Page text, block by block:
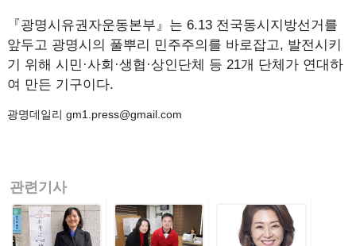
『광명시유권자운동본부』는 6.13 전국동시지방선거를
앞두고 광명시의 풀뿌리 민주주의를 바로잡고, 발전시키
기 위해 시민·사회·생협·상인단체 등 21개 단체가 연대하
여 만든 기구이다.
광명데일리 gm1.press@gmail.com
관련기사